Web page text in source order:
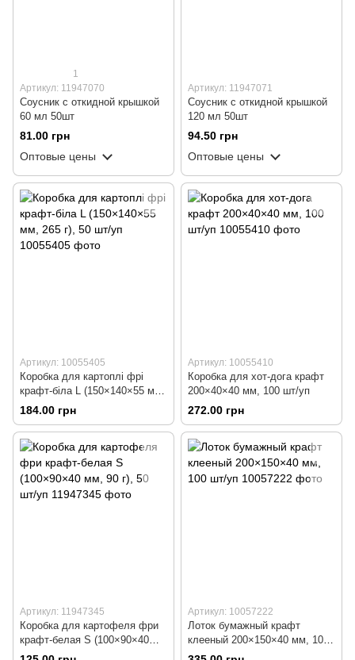
1
Артикул: 11947070
Соусник с откидной крышкой
60 мл 50шт
81.00 грн
Оптовые цены
Артикул: 11947071
Соусник с откидной крышкой
120 мл 50шт
94.50 грн
Оптовые цены
Артикул: 10055405
Коробка для картоплі фрі
крафт-біла L (150×140×55 мм,
265 г), 50 шт/уп
184.00 грн
Артикул: 10055410
Коробка для хот-дога крафт
200×40×40 мм, 100 шт/уп
272.00 грн
Артикул: 11947345
Коробка для картофеля фри
крафт-белая S (100×90×40
мм, 90 г), 50 шт/уп
Артикул: 10057222
Лоток бумажный крафт
клееный 200×150×40 мм, 100
шт/уп